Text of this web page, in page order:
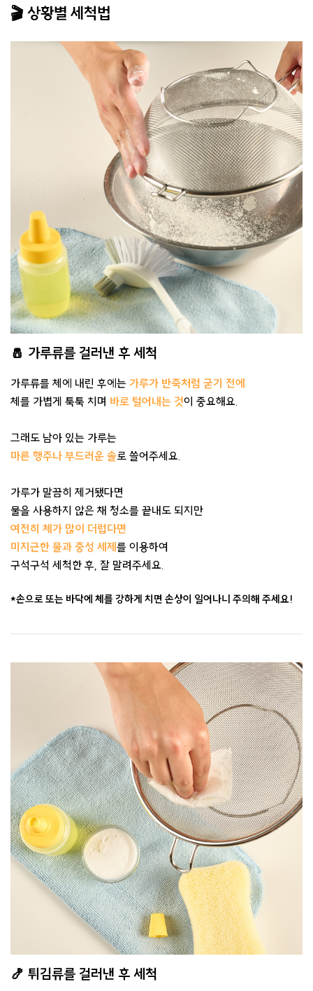
🎬 상황별 세척법
🧂 가루류를 걸러낸 후 세척
가루류를 체에 내린 후에는 가루가 반죽처럼 굳기 전에
체를 가볍게 툭툭 치며 바로 털어내는 것이 중요해요.
그래도 남아 있는 가루는
마른 행주나 부드러운 솔로 쓸어주세요.
가루가 말끔히 제거됐다면
물을 사용하지 않은 채 청소를 끝내도 되지만
여전히 체가 많이 더럽다면
미지근한 물과 중성 세제를 이용하여
구석구석 세척한 후, 잘 말려주세요.
*손으로 또는 바닥에 체를 강하게 치면 손상이 일어나니 주의해 주세요!
🍤 튀김류를 걸러낸 후 세척